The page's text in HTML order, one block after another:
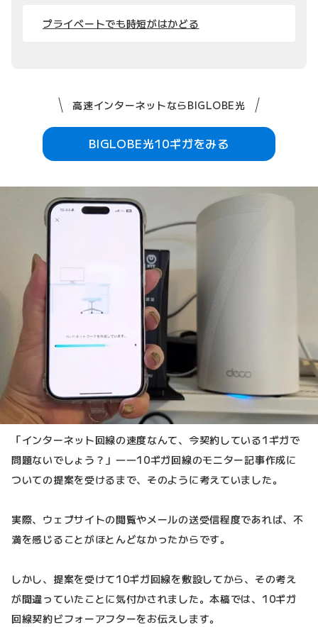
プライベートでも時短がはかどる
高速インターネットならBIGLOBE光
BIGLOBE光10ギガをみる
「インターネット回線の速度なんて、今契約している1ギガで
問題ないでしょう？」――10ギガ回線のモニター記事作成に
ついての提案を受けるまで、そのように考えていました。
実際、ウェブサイトの閲覧やメールの送受信程度であれば、不
満を感じることがほとんどなかったからです。
しかし、提案を受けて10ギガ回線を敷設してから、その考え
が間違っていたことに気付かされました。本稿では、10ギガ
回線契約ビフォーアフターをお伝えします。